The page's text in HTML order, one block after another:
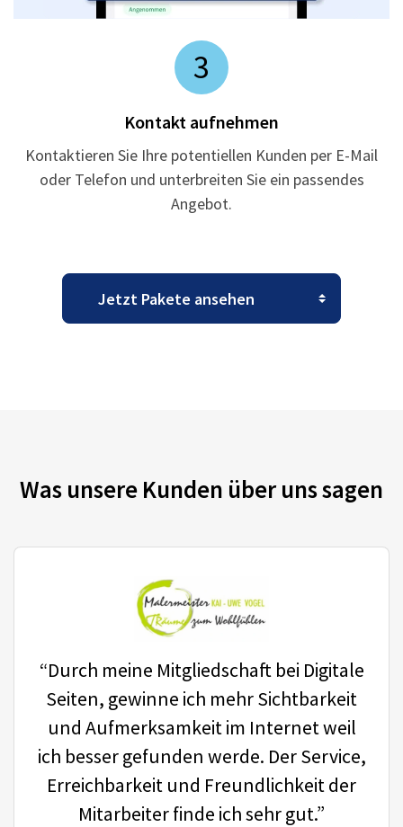
3
Kontakt aufnehmen
Kontaktieren Sie Ihre potentiellen Kunden per E-Mail
oder Telefon und unterbreiten Sie ein passendes
Angebot.
Was unsere Kunden über uns sagen
“Durch meine Mitgliedschaft bei Digitale
Seiten, gewinne ich mehr Sichtbarkeit
und Aufmerksamkeit im Internet weil
ich besser gefunden werde. Der Service,
Erreichbarkeit und Freundlichkeit der
Mitarbeiter finde ich sehr gut.”